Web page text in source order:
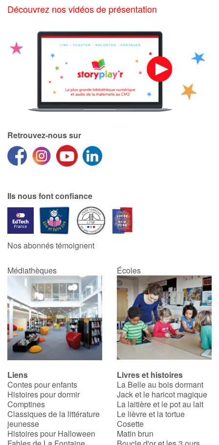
Découvrez nos vidéos de présentation
Retrouvez-nous sur
Ils nous font confiance
Nos abonnés témoignent
Médiathèques Écoles
Liens
Contes pour enfants
Histoires pour dormir
Comptines
Classiques de la littérature
jeunesse
Histoires pour Halloween
Livres et histoires
La Belle au bois dormant
Jack et le haricot magique
La laitière et le pot au lait
Le lièvre et la tortue
Cosette
Matin brun